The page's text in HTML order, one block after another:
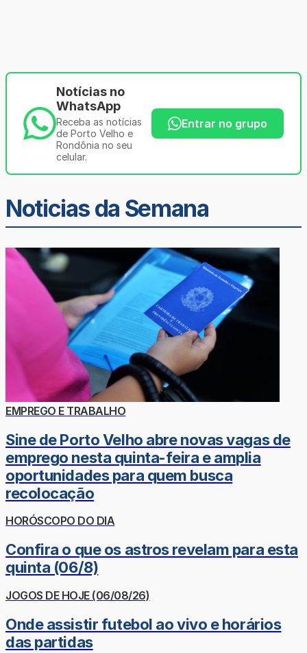
Notícias no
WhatsApp
Receba as notícias
de Porto Velho e
Rondônia no seu
celular.
Entrar no grupo
Noticias da Semana
EMPREGO E TRABALHO
Sine de Porto Velho abre novas vagas de
emprego nesta quinta-feira e amplia
oportunidades para quem busca
recolocação
HORÓSCOPO DO DIA
Confira o que os astros revelam para esta
quinta (06/8)
JOGOS DE HOJE (06/08/26)
Onde assistir futebol ao vivo e horários
das partidas